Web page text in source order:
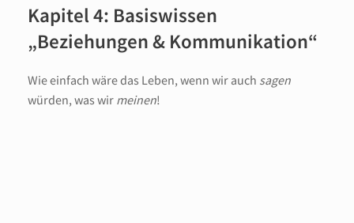
Kapitel 4: Basiswissen
„Beziehungen & Kommunikation“
Wie einfach wäre das Leben, wenn wir auch sagen
würden, was wir meinen!